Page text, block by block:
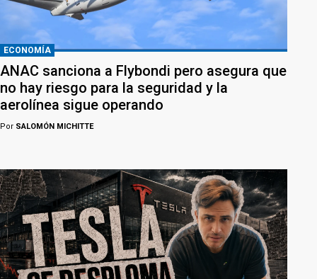
ECONOMÍA
ANAC sanciona a Flybondi pero asegura que
no hay riesgo para la seguridad y la
aerolínea sigue operando
Por SALOMÓN MICHITTE